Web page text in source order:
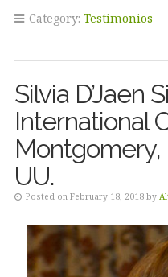
Category: Testimonios
Silvia D’Jaen
International
Montgomery,
UU.
Posted on February 18, 2018 by